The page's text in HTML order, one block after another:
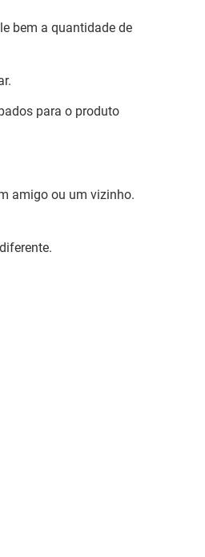
bem a quantidade de
para o produto
amigo ou um vizinho.